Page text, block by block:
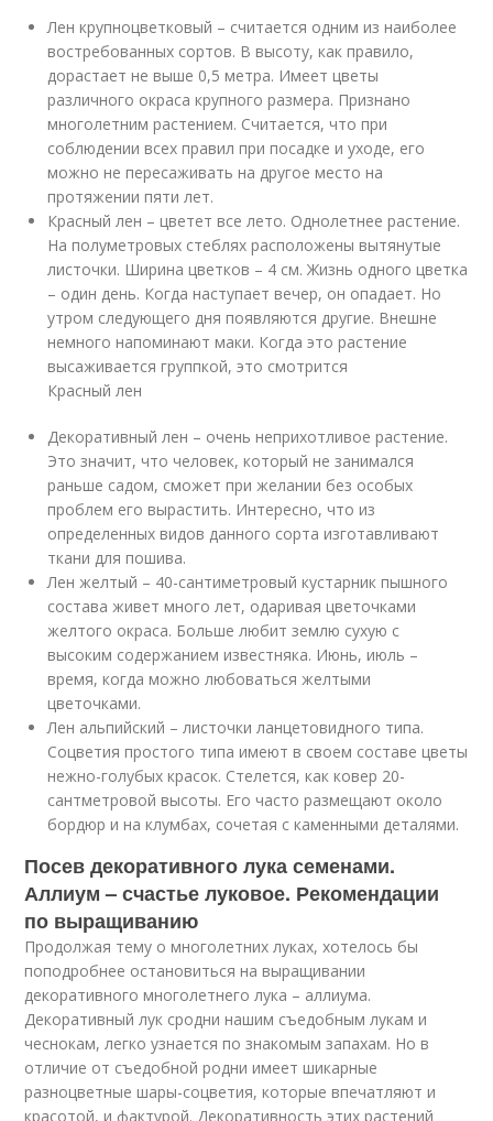
Лен крупноцветковый – считается одним из наиболее
востребованных сортов. В высоту, как правило,
дорастает не выше 0,5 метра. Имеет цветы
различного окраса крупного размера. Признано
многолетним растением. Считается, что при
соблюдении всех правил при посадке и уходе, его
можно не пересаживать на другое место на
протяжении пяти лет.
Красный лен – цветет все лето. Однолетнее растение.
На полуметровых стеблях расположены вытянутые
листочки. Ширина цветков – 4 см. Жизнь одного цветка
– один день. Когда наступает вечер, он опадает. Но
утром следующего дня появляются другие. Внешне
немного напоминают маки. Когда это растение
высаживается группкой, это смотрится
Красный лен
Декоративный лен – очень неприхотливое растение.
Это значит, что человек, который не занимался
раньше садом, сможет при желании без особых
проблем его вырастить. Интересно, что из
определенных видов данного сорта изготавливают
ткани для пошива.
Лен желтый – 40-сантиметровый кустарник пышного
состава живет много лет, одаривая цветочками
желтого окраса. Больше любит землю сухую с
высоким содержанием известняка. Июнь, июль –
время, когда можно любоваться желтыми
цветочками.
Лен альпийский – листочки ланцетовидного типа.
Соцветия простого типа имеют в своем составе цветы
нежно-голубых красок. Стелется, как ковер 20-
сантметровой высоты. Его часто размещают около
бордюр и на клумбах, сочетая с каменными деталями.
Посев декоративного лука семенами.
Аллиум – счастье луковое. Рекомендации
по выращиванию
Продолжая тему о многолетних луках, хотелось бы
поподробнее остановиться на выращивании
декоративного многолетнего лука – аллиума.
Декоративный лук сродни нашим съедобным лукам и
чеснокам, легко узнается по знакомым запахам. Но в
отличие от съедобной родни имеет шикарные
разноцветные шары-соцветия, которые впечатляют и
красотой, и фактурой. Декоративность этих растений